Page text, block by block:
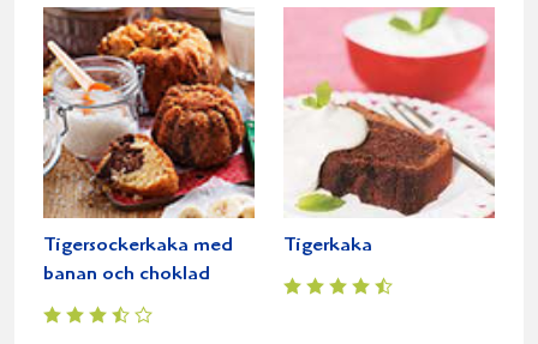
Tigersockerkaka med
banan och choklad
Tigerkaka